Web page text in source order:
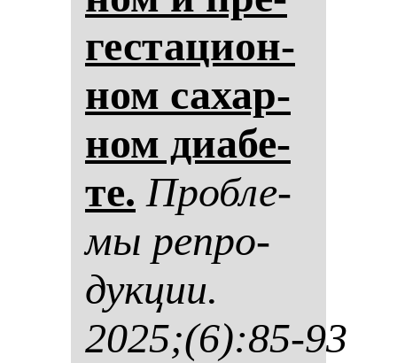
гес­та­ци­он­
ном са­хар­
ном ди­абе­
те. Проб­ле­
мы реп­ро­
дук­ции.
2025;(6):85-93